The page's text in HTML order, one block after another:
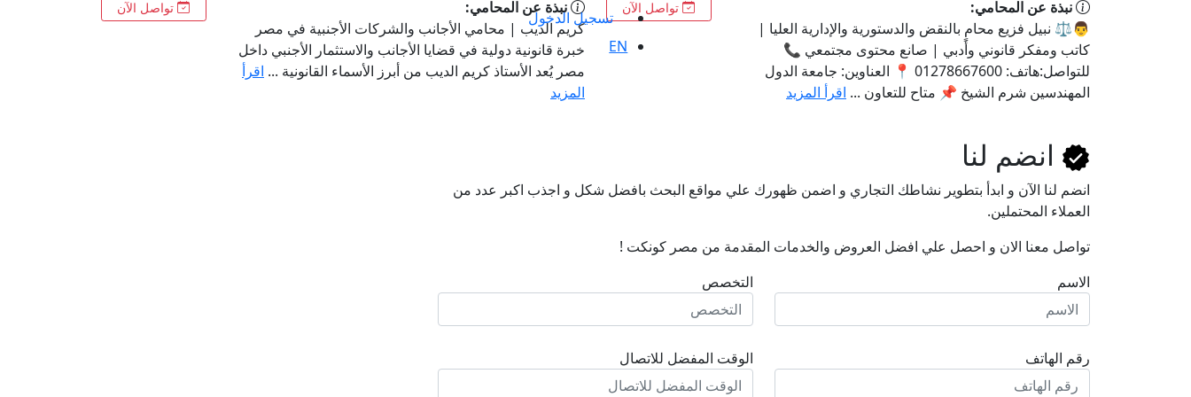
تسجيل الدخول
EN
نبذة عن المحامي:
👨⚖️ نبيل فزيع محامٍ بالنقض والدستورية والإدارية العليا |
كاتب ومفكر قانوني وأدبي | صانع محتوى مجتمعي 📞
للتواصل:هاتف: 01278667600 📍 العناوين: جامعة الدول
المهندسين شرم الشيخ 📌 متاح للتعاون ... اقرأ المزيد
تواصل الآن
نبذة عن المحامي:
كريم الديب | محامي الأجانب والشركات الأجنبية في مصر
خبرة قانونية دولية في قضايا الأجانب والاستثمار الأجنبي داخل
مصر يُعد الأستاذ كريم الديب من أبرز الأسماء القانونية ... اقرأ
المزيد
تواصل الآن
انضم لنا
انضم لنا اﻵن و ابدأ بتطوير نشاطك التجاري و اضمن ظهورك علي مواقع البحث بافضل شكل و اجذب اكبر عدد من
العملاء المحتملين.
تواصل معنا الان و احصل علي افضل العروض والخدمات المقدمة من مصر كونكت !
الاسم
رقم الهاتف
التخصص
الوقت المفضل للاتصال